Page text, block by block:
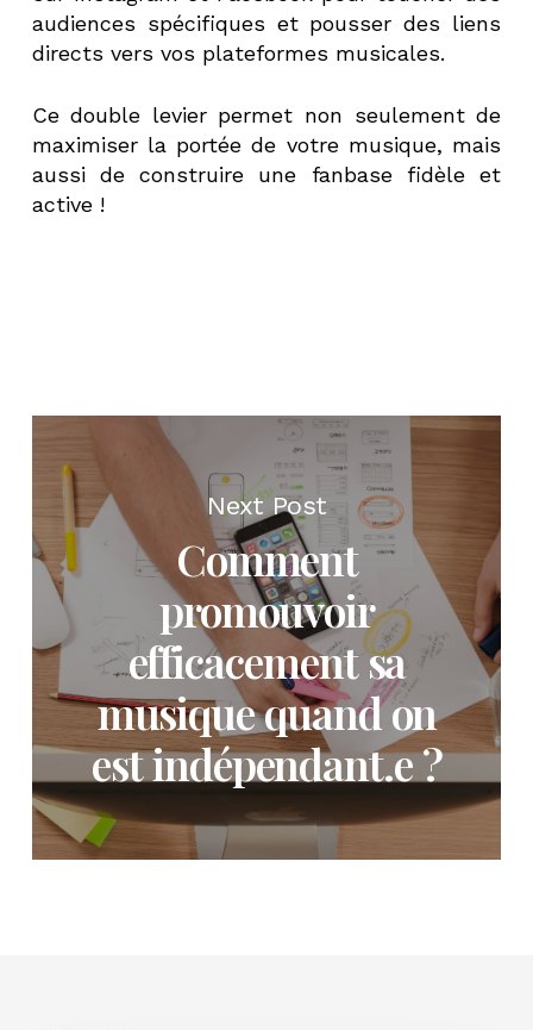
audiences spécifiques et pousser des liens
directs vers vos plateformes musicales.
Ce double levier permet non seulement de
maximiser la portée de votre musique, mais
aussi de construire une fanbase fidèle et
active !
Next Post
Comment
promouvoir
efficacement sa
musique quand on
est indépendant.e ?